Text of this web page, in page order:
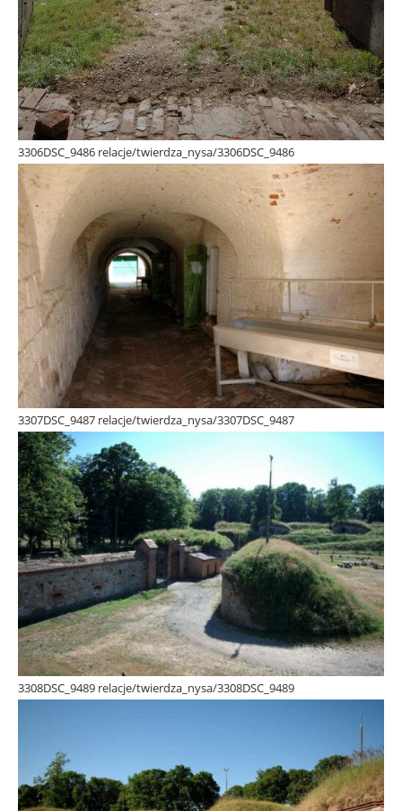
3306DSC_9486 relacje/twierdza_nysa/3306DSC_9486
3307DSC_9487 relacje/twierdza_nysa/3307DSC_9487
3308DSC_9489 relacje/twierdza_nysa/3308DSC_9489